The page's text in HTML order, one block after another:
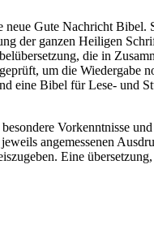
Gute Nachricht
der ganzen Heiligen
die in
um die Wiedergabe
eine Bibel für Lese- und
Vorkenntnisse
angemessenen
Eine